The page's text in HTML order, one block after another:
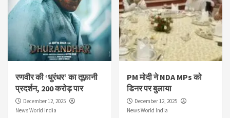
रणवीर की ‘धुरंधर’ का तूफ़ानी
प्रदर्शन, 200 करोड़ पार
December 12, 2025
News World India
PM मोदी ने NDA MPs को
डिनर पर बुलाया
December 12, 2025
News World India